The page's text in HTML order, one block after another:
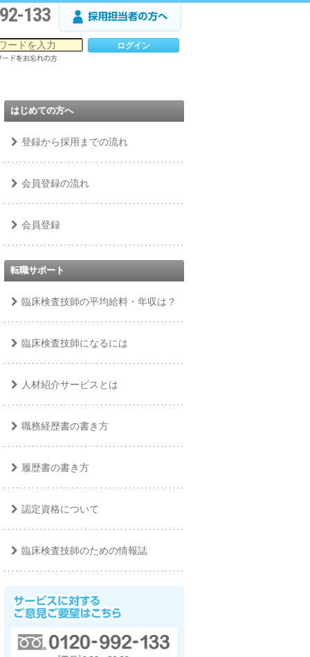
133
はじめての方へ
登録から採用までの流れ
会員登録の流れ
会員登録
転職サポート
臨床検査技師の平均給料・年収は？
臨床検査技師になるには
人材紹介サービスとは
職務経歴書の書き方
履歴書の書き方
認定資格について
臨床検査技師のための情報誌